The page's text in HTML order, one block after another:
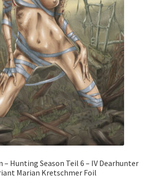
– Hunting Season Teil 6 – IV Dearhunter
Marian Kretschmer Foil